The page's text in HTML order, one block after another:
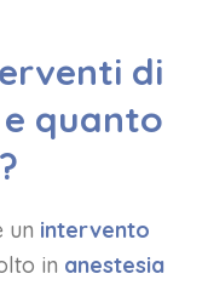
di
e quanto
un intervento
in anestesia